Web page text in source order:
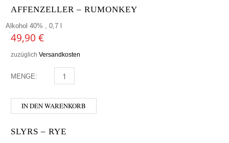
AFFENZELLER – RUMONKEY
Alkohol 40% , 0,7 l
49,90 €
zuzüglich Versandkosten
MENGE: AFFENZELLER - RUMONKEY MENGE
IN DEN WARENKORB
SLYRS – RYE